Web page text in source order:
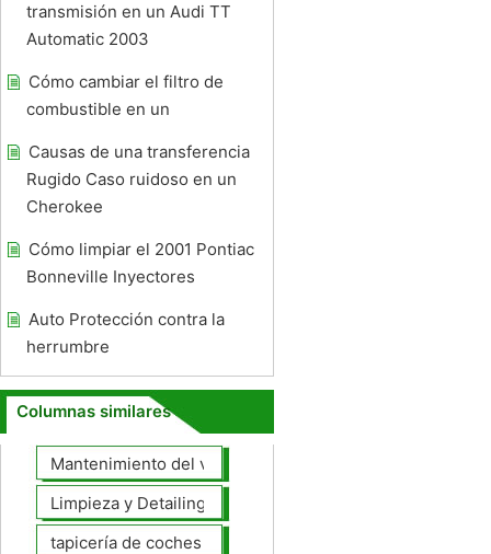
transmisión en un Audi TT
Automatic 2003
Cómo cambiar el filtro de
combustible en un
Causas de una transferencia
Rugido Caso ruidoso en un
Cherokee
Cómo limpiar el 2001 Pontiac
Bonneville Inyectores
Auto Protección contra la
herrumbre
Columnas similares
Mantenimiento del vehículo
Limpieza y Detailing
tapicería de coches